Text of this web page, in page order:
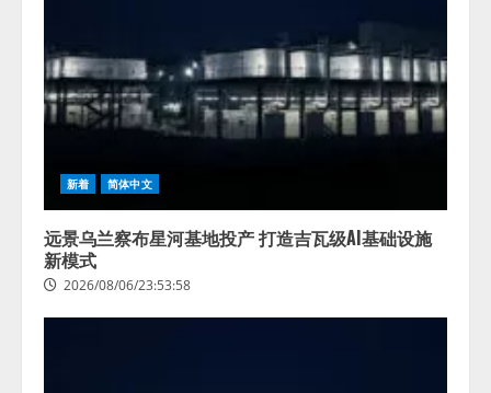
新着 简体中文
远景乌兰察布星河基地投产 打造吉瓦级AI基础设施
新模式
2026/08/06/23:53:58